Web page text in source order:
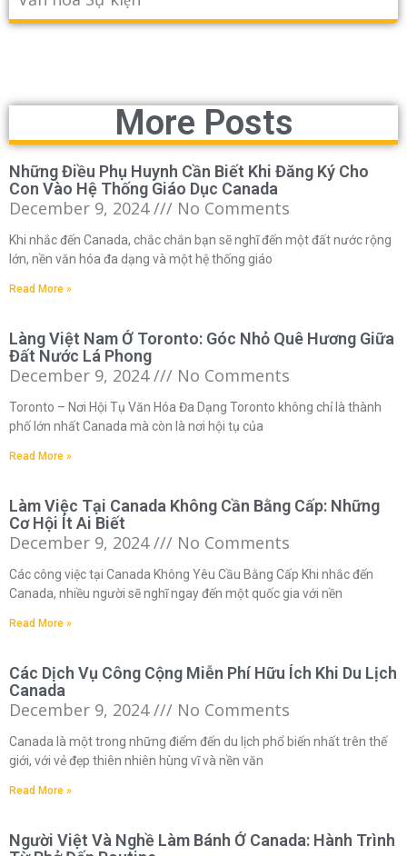
More Posts
Những Điều Phụ Huynh Cần Biết Khi Đăng Ký Cho
Con Vào Hệ Thống Giáo Dục Canada
December 9, 2024 No Comments
Khi nhắc đến Canada, chắc chắn bạn sẽ nghĩ đến một đất nước rộng
lớn, nền văn hóa đa dạng và một hệ thống giáo
Read More »
Làng Việt Nam Ở Toronto: Góc Nhỏ Quê Hương Giữa
Đất Nước Lá Phong
December 9, 2024 No Comments
Toronto – Nơi Hội Tụ Văn Hóa Đa Dạng Toronto không chỉ là thành
phố lớn nhất Canada mà còn là nơi hội tụ của
Read More »
Làm Việc Tại Canada Không Cần Bằng Cấp: Những
Cơ Hội Ít Ai Biết
December 9, 2024 No Comments
Các công việc tại Canada Không Yêu Cầu Bằng Cấp Khi nhắc đến
Canada, nhiều người sẽ nghĩ ngay đến một quốc gia với nền
Read More »
Các Dịch Vụ Công Cộng Miễn Phí Hữu Ích Khi Du Lịch
Canada
December 9, 2024 No Comments
Canada là một trong những điểm đến du lịch phổ biến nhất trên thế
giới, với vẻ đẹp thiên nhiên hùng vĩ và nền văn
Read More »
Người Việt Và Nghề Làm Bánh Ở Canada: Hành Trình